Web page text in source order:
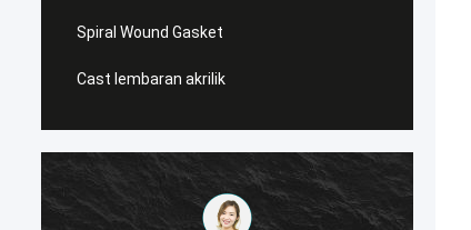
Spiral Wound Gasket
Cast lembaran akrilik